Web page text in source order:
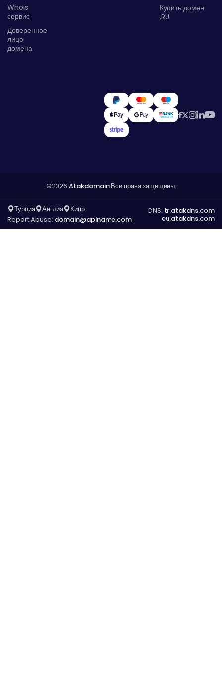
Whois
сервис
Доверенное
лицо
домена
Купить домен
.RU
©2026 AtakdomainВсе права защищены.
Турция Англия
Кипр
Report Abuse: domain@apiname.com
DNS: tr.atakdns.com
eu.atakdns.com